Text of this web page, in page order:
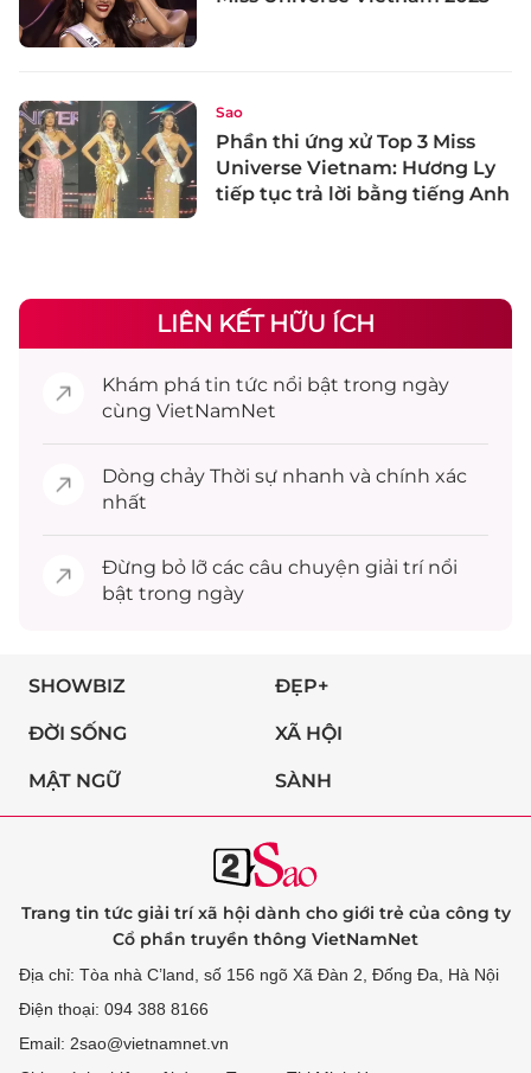
Sao
Phần thi ứng xử Top 3 Miss
Universe Vietnam: Hương Ly
tiếp tục trả lời bằng tiếng Anh
LIÊN KẾT HỮU ÍCH
Khám phá tin tức nổi bật trong ngày
cùng VietNamNet
Dòng chảy Thời sự nhanh và chính xác
nhất
Đừng bỏ lỡ các câu chuyện giải trínổi
bật trong ngày
SHOWBIZ ĐẸP+
ĐỜI SỐNG XÃ HỘI
MẬT NGỮ SÀNH
Trang tin tức giải trí xã hội dành cho giới trẻ của công ty
Cổ phần truyền thông VietNamNet
Địa chỉ: Tòa nhà C’land, số 156 ngõ Xã Đàn 2, Đống Đa, Hà Nội
Điện thoại: 094 388 8166
Email: 2sao@vietnamnet.vn